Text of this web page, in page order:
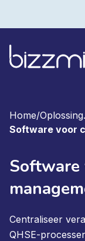
Home/
Software voor
Software
Centraliseer
QHSE-